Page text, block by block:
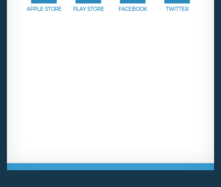
APPLE STORE PLAY STORE FACEBOOK TWITTER